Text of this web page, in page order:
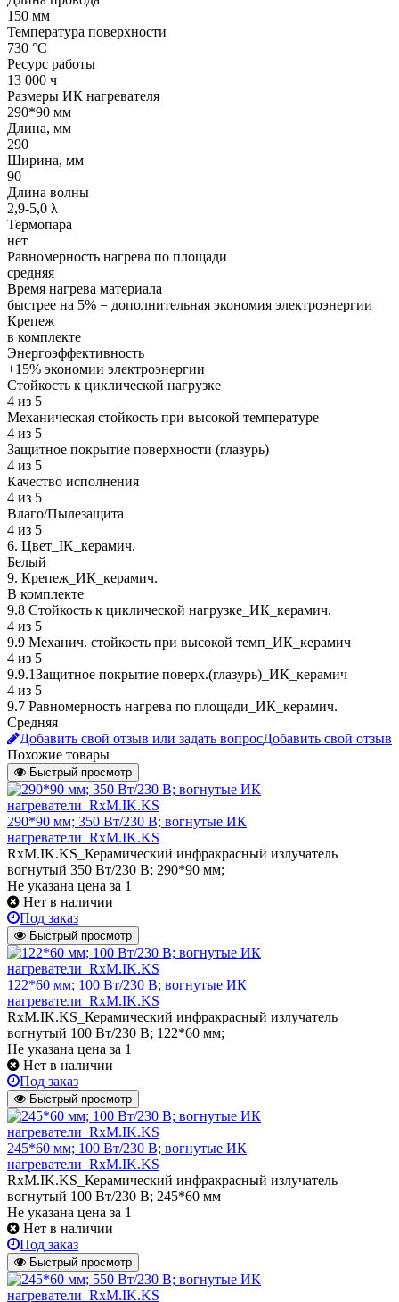
150 мм
Температура поверхности
730 °С
Ресурс работы
13 000 ч
Размеры ИК нагревателя
290*90 мм
Длина, мм
290
Ширина, мм
90
Длина волны
2,9-5,0 λ
Термопара
нет
Равномерность нагрева по площади
средняя
Время нагрева материала
быстрее на 5% = дополнительная экономия электроэнергии
Крепеж
в комплекте
Энергоэффективность
+15% экономии электроэнергии
Стойкость к циклической нагрузке
4 из 5
Механическая стойкость при высокой температуре
4 из 5
Защитное покрытие поверхности (глазурь)
4 из 5
Качество исполнения
4 из 5
Влаго/Пылезащита
4 из 5
6. Цвет_IK_керамич.
Белый
9. Крепеж_ИК_керамич.
В комплекте
9.8 Стойкость к циклической нагрузке_ИК_керамич.
4 из 5
9.9 Механич. стойкость при высокой темп_ИК_керамич
4 из 5
9.9.1Защитное покрытие поверх.(глазурь)_ИК_керамич
4 из 5
9.7 Равномерность нагрева по площади_ИК_керамич.
Средняя
Добавить свой отзыв или задать вопросДобавить свой отзыв
Похожие товары
Быстрый просмотр
290*90 мм; 350 Вт/230 В; вогнутые ИК
нагреватели_RxM.IK.KS
RxM.IK.KS_Керамический инфракрасный излучатель
вогнутый 350 Вт/230 В; 290*90 мм;
Не указана цена за 1
Нет в наличии
Под заказ
Быстрый просмотр
122*60 мм; 100 Вт/230 В; вогнутые ИК
нагреватели_RxM.IK.KS
RxM.IK.KS_Керамический инфракрасный излучатель
вогнутый 100 Вт/230 В; 122*60 мм;
Не указана цена за 1
Нет в наличии
Под заказ
Быстрый просмотр
245*60 мм; 100 Вт/230 В; вогнутые ИК
нагреватели_RxM.IK.KS
RxM.IK.KS_Керамический инфракрасный излучатель
вогнутый 100 Вт/230 В; 245*60 мм
Не указана цена за 1
Нет в наличии
Под заказ
Быстрый просмотр